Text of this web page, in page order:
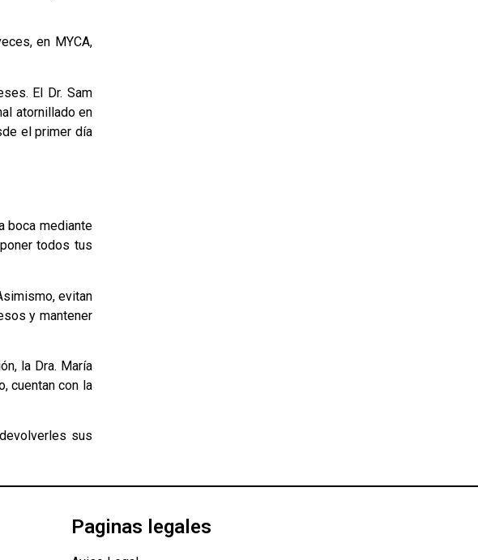
en MYCA,
El Dr. Sam
atornillado en
el primer día
boca mediante
todos tus
evitan
y mantener
la Dra. María
cuentan con la
sus
Paginas legales